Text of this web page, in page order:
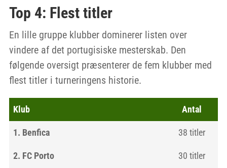
Top 4: Flest titler
En lille gruppe klubber dominerer listen over
vindere af det portugisiske mesterskab. Den
følgende oversigt præsenterer de fem klubber med
flest titler i turneringens historie.
Klub Antal
1. Benfica 38 titler
2. FC Porto 30 titler